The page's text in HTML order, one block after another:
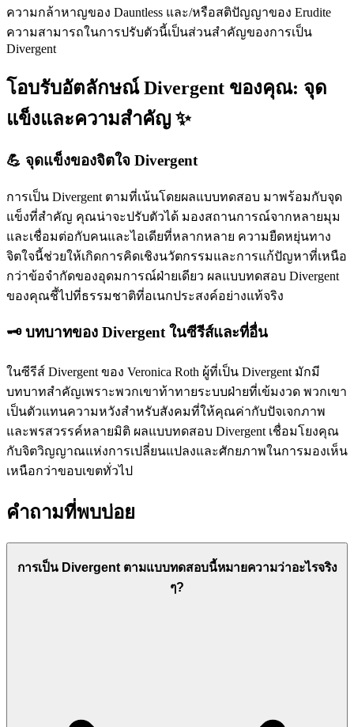
ความกล้าหาญของ Dauntless และ/หรือสติปัญญาของ Erudite
ความสามารถในการปรับตัวนี้เป็นส่วนสำคัญของการเป็น
Divergent
โอบรับอัตลักษณ์ Divergent ของคุณ: จุด
แข็งและความสำคัญ ✨
💪 จุดแข็งของจิตใจ Divergent
การเป็น Divergent ตามที่เน้นโดยผลแบบทดสอบ มาพร้อมกับจุด
แข็งที่สำคัญ คุณน่าจะปรับตัวได้ มองสถานการณ์จากหลายมุม
และเชื่อมต่อกับคนและไอเดียที่หลากหลาย ความยืดหยุ่นทาง
จิตใจนี้ช่วยให้เกิดการคิดเชิงนวัตกรรมและการแก้ปัญหาที่เหนือ
กว่าข้อจำกัดของอุดมการณ์ฝ่ายเดียว ผลแบบทดสอบ Divergent
ของคุณชี้ไปที่ธรรมชาติที่อเนกประสงค์อย่างแท้จริง
🗝️ บทบาทของ Divergent ในซีรีส์และที่อื่น
ในซีรีส์ Divergent ของ Veronica Roth ผู้ที่เป็น Divergent มักมี
บทบาทสำคัญเพราะพวกเขาท้าทายระบบฝ่ายที่เข้มงวด พวกเขา
เป็นตัวแทนความหวังสำหรับสังคมที่ให้คุณค่ากับปัจเจกภาพ
และพรสวรรค์หลายมิติ ผลแบบทดสอบ Divergent เชื่อมโยงคุณ
กับจิตวิญญาณแห่งการเปลี่ยนแปลงและศักยภาพในการมองเห็น
เหนือกว่าขอบเขตทั่วไป
คำถามที่พบบ่อย
การเป็น Divergent ตามแบบทดสอบนี้หมายความว่าอะไรจริง
ๆ?